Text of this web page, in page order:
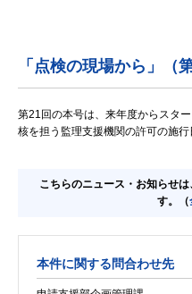
「点検の現場から」（
第21回の本号は、来年度からスタ
核を担う監理支援機関の許可の施行
こちらのニュース・お知らせ
す。（
本件に関する問合わせ先